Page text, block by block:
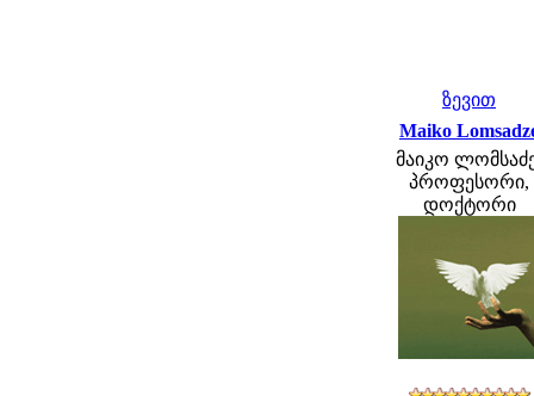
ზევით
Maiko
მაიკო
პროფესორი,
დოქტორი